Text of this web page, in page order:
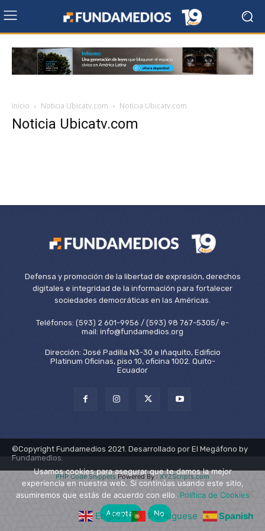
Inicio Noticia Ubicatv.com Noticia Ubicatv.com
Noticia Ubicatv.com
Defensa y promoción de la libertad de expresión, derechos
digitales e integridad de la información para fortalecer
sociedades democráticas en las Américas.
Teléfonos: (593) 2 601-9956 / (593) 98 767-5305/ e-
mail: info@fundamedios.org
Dirección: José Padilla N3-30 e Iñaquito, Edificio
Platinum Oficinas, piso 10, oficina 1002. Quito-
Ecuador
©Copyright Fundamedios 2021. Desarrollado por El Megáfono by
Fundamedios.
English Portuguese Spanish
PHP Code SnippetsPowered By :XYZScripts.com
Usamos cookies para asegurar que te damos la mejor
experiencia en nuestra web. Si continúas usando este sitio,
asumiremos que estás de acuerdo con ello. Política de Cookies
Aceptar
No